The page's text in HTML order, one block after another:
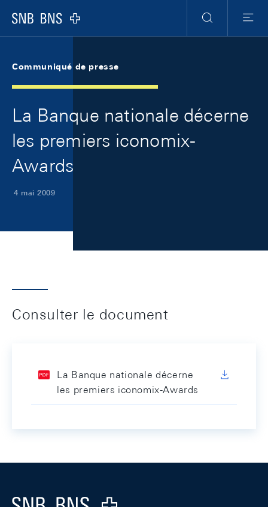
Logo
RechercheMenu
Communiqué de presse
La Banque nationale décerne
les premiers iconomix-
Awards
4 mai 2009
Consulter le document
La Banque nationale décerne
les premiers iconomix-Awards
Logo